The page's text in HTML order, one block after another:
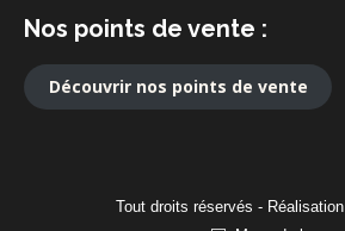
Nos points de vente :
Découvrir nos points de vente
Tout droits réservés - Réalisation